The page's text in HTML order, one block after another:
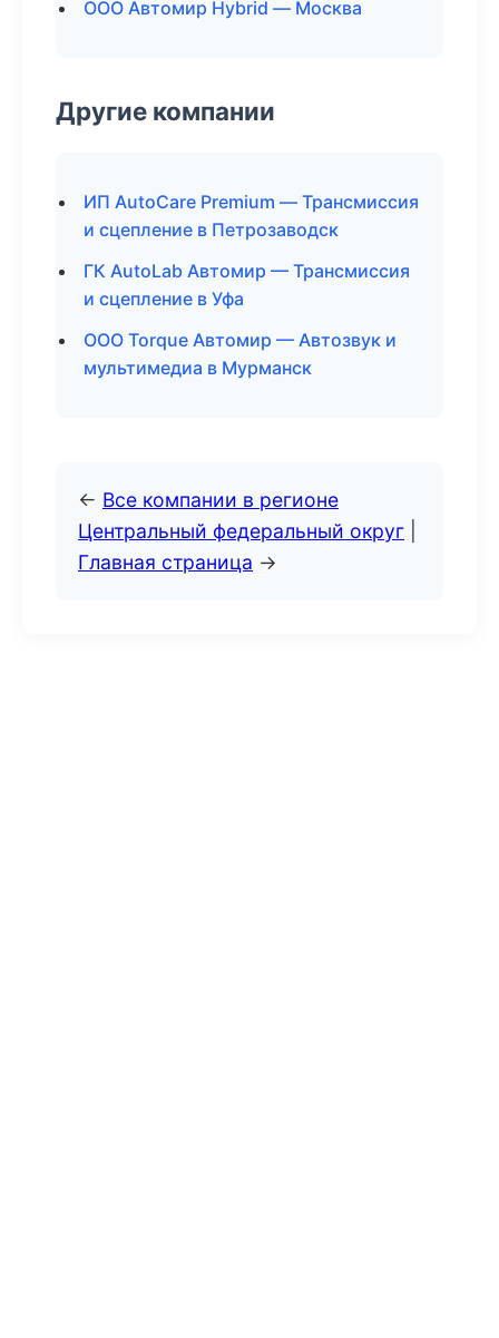
ООО Автомир Hybrid — Москва
Другие компании
ИП AutoCare Premium — Трансмиссия
и сцепление в Петрозаводск
ГК AutoLab Автомир — Трансмиссия
и сцепление в Уфа
ООО Torque Автомир — Автозвук и
мультимедиа в Мурманск
← Все компании в регионе
Центральный федеральный округ
Главная страница →